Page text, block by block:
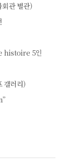
관 별관)
histoire 5인
갤러리)